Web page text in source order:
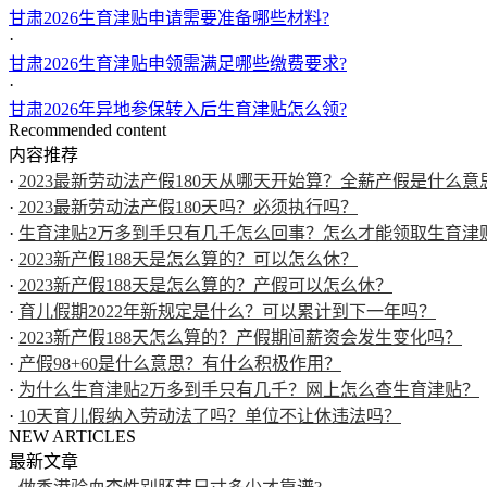
甘肃2026生育津贴申请需要准备哪些材料?
·
甘肃2026生育津贴申领需满足哪些缴费要求?
·
甘肃2026年异地参保转入后生育津贴怎么领?
Recommended content
内容推荐
· 2023最新劳动法产假180天从哪天开始算？全薪产假是什么意
· 2023最新劳动法产假180天吗？必须执行吗？
· 生育津贴2万多到手只有几千怎么回事？怎么才能领取生育津
· 2023新产假188天是怎么算的？可以怎么休？
· 2023新产假188天是怎么算的？产假可以怎么休？
· 育儿假期2022年新规定是什么？可以累计到下一年吗？
· 2023新产假188天怎么算的？产假期间薪资会发生变化吗？
· 产假98+60是什么意思？有什么积极作用？
· 为什么生育津贴2万多到手只有几千？网上怎么查生育津贴？
· 10天育儿假纳入劳动法了吗？单位不让休违法吗？
NEW ARTICLES
最新文章